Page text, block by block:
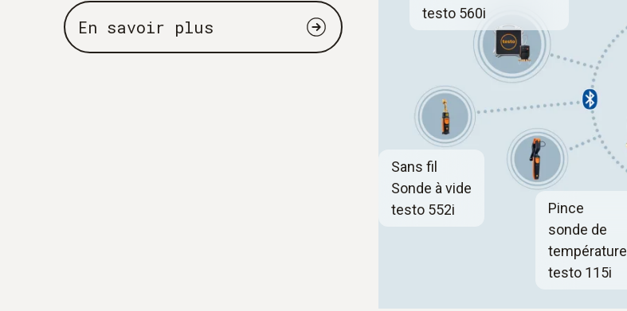
En savoir plus
testo 560i
Sans fil
Sonde à vide
testo 552i
Pince
sonde de
température
testo 115i